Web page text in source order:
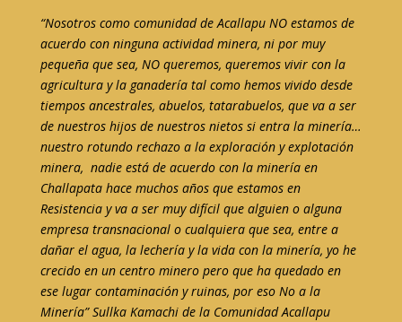
“Nosotros como comunidad de Acallapu NO estamos de
acuerdo con ninguna actividad minera, ni por muy
pequeña que sea, NO queremos, queremos vivir con la
agricultura y la ganadería tal como hemos vivido desde
tiempos ancestrales, abuelos, tatarabuelos, que va a ser
de nuestros hijos de nuestros nietos si entra la minería…
nuestro rotundo rechazo a la exploración y explotación
minera, nadie está de acuerdo con la minería en
Challapata hace muchos años que estamos en
Resistencia y va a ser muy difícil que alguien o alguna
empresa transnacional o cualquiera que sea, entre a
dañar el agua, la lechería y la vida con la minería, yo he
crecido en un centro minero pero que ha quedado en
ese lugar contaminación y ruinas, por eso No a la
Minería” Sullka Kamachi de la Comunidad Acallapu